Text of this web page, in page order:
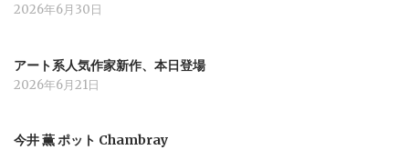
2026年6月30日
アート系人気作家新作、本日登場
2026年6月21日
今井 薫 ポット Chambray